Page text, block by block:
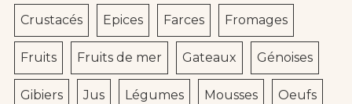
Crustacés Epices Farces Fromages
Fruits Fruits de mer Gateaux Génoises
Gibiers Jus Légumes Mousses Oeufs